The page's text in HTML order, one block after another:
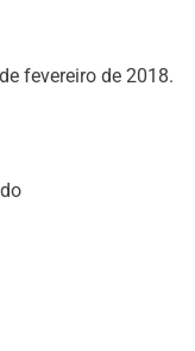
fevereiro de 2018.